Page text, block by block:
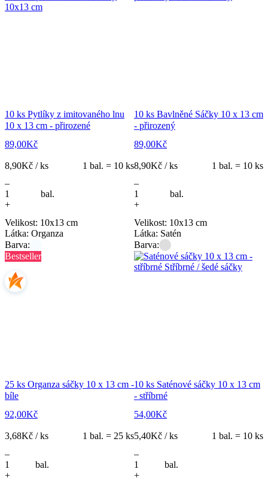
10 ks Pytlíky z imitovaného lnu
10 x 13 cm - přirozené
89,00Kč
8,90Kč / ks
1 bal. = 10 ks
–
bal.
+
10 ks Bavlněné Sáčky 10 x 13 cm
- přirozený
89,00Kč
8,90Kč / ks
1 bal. = 10 ks
–
bal.
+
Velikost: 10x13 cm
Látka: Organza
Barva:
Bestseller
25 ks Organza sáčky 10 x 13 cm -
bíle
92,00Kč
3,68Kč / ks
1 bal. = 25 ks
–
bal.
+
Velikost: 10x13 cm
Látka: Satén
Barva:
10 ks Saténové sáčky 10 x 13 cm
- stříbrné
54,00Kč
5,40Kč / ks
1 bal. = 10 ks
–
bal.
+